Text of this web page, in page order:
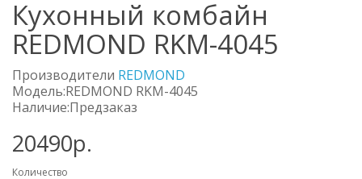
Кухонный комбайн
REDMOND RKM-4045
Производители REDMOND
Модель:REDMOND RKM-4045
Наличие:Предзаказ
20490р.
Количество